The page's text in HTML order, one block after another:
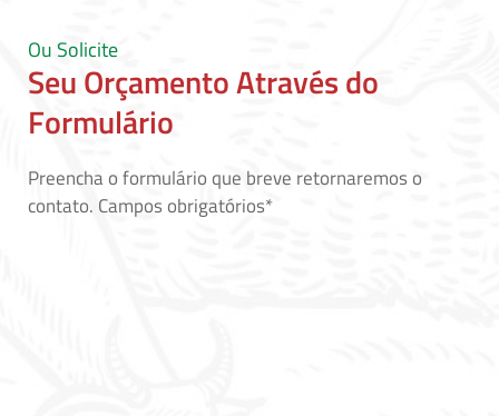
Ou Solicite
Seu Orçamento Através do
Formulário
Preencha o formulário que breve retornaremos o
contato. Campos obrigatórios*